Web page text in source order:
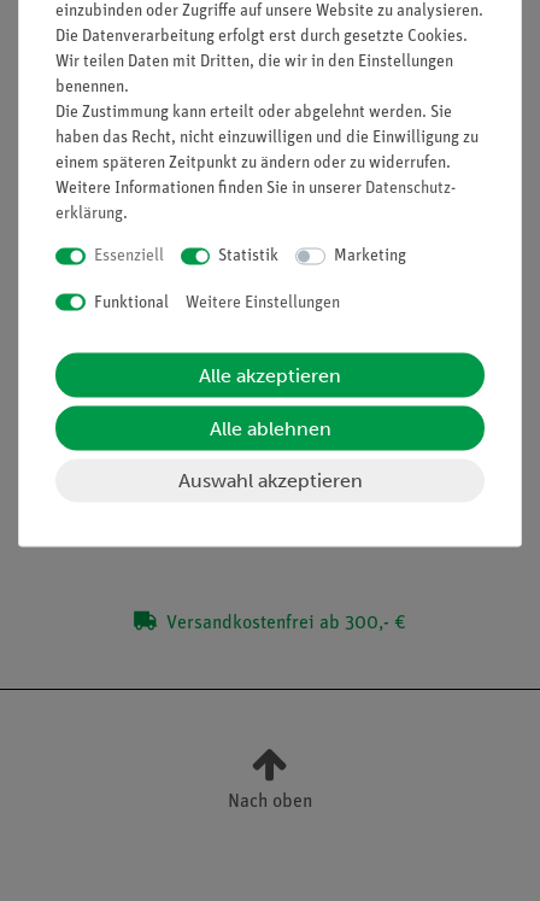
Vergleich des berechneten mit dem gemessenen
Volumen der Mischung die Zuverlässigkeit der
ermittelten partiellen molaren Volumina.
Lernziele
Hauptsätze der Thermodynamik
Ideales und nicht-ideales Verhalten von Gasen und
Flüssigkeiten
Volumenkontraktion
(Versuchsliteratur nur in Englisch)
Lieferumfang
Versandkostenfrei ab 300,- €
Nach oben
einzubinden oder Zugriffe auf unsere Website zu analysieren.
Die Datenverarbeitung erfolgt erst durch gesetzte Cookies.
Wir teilen Daten mit Dritten, die wir in den Einstellungen
benennen.
Die Zustimmung kann erteilt oder abgelehnt werden. Sie
haben das Recht, nicht einzuwilligen und die Einwilligung zu
einem späteren Zeitpunkt zu ändern oder zu widerrufen.
Weitere Informationen finden Sie in unserer Daten­schutz­
erklärung.
Essenziell Statistik Marketing
Funktional Weitere Einstellungen
Alle akzeptieren
Alle ablehnen
Auswahl akzeptieren